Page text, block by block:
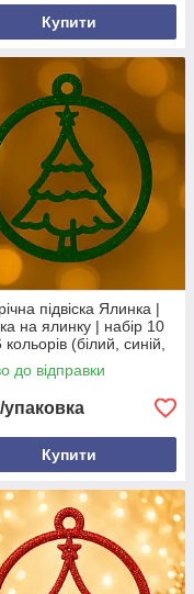
Купити
підвіска Ялинка |
на ялинку | набір 10
(білий, синій,
золотий,
зелений)
до відправки
упаковка
Купити